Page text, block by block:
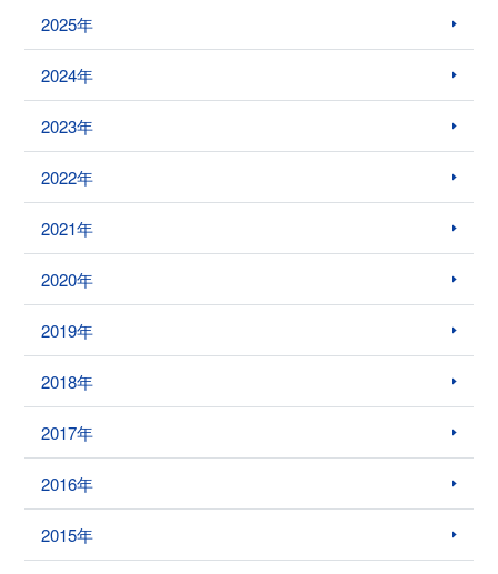
2025年
2024年
2023年
2022年
2021年
2020年
2019年
2018年
2017年
2016年
2015年